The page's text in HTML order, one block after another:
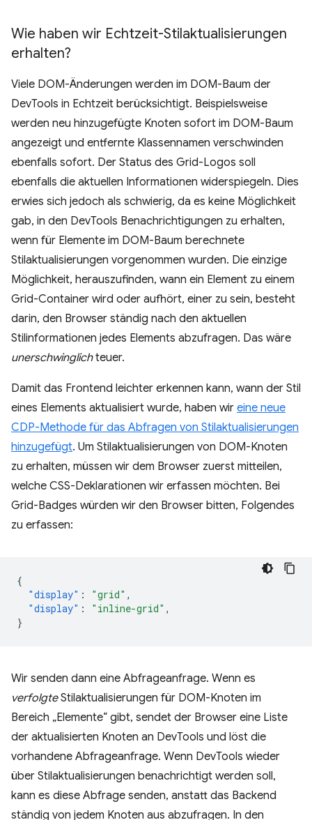
Wie haben wir Echtzeit-Stilaktualisierungen
erhalten?
Viele DOM-Änderungen werden im DOM-Baum der
DevTools in Echtzeit berücksichtigt. Beispielsweise
werden neu hinzugefügte Knoten sofort im DOM-Baum
angezeigt und entfernte Klassennamen verschwinden
ebenfalls sofort. Der Status des Grid-Logos soll
ebenfalls die aktuellen Informationen widerspiegeln. Dies
erwies sich jedoch als schwierig, da es keine Möglichkeit
gab, in den DevTools Benachrichtigungen zu erhalten,
wenn für Elemente im DOM-Baum berechnete
Stilaktualisierungen vorgenommen wurden. Die einzige
Möglichkeit, herauszufinden, wann ein Element zu einem
Grid-Container wird oder aufhört, einer zu sein, besteht
darin, den Browser ständig nach den aktuellen
Stilinformationen jedes Elements abzufragen. Das wäre
unerschwinglichteuer.
Damit das Frontend leichter erkennen kann, wann der Stil
eines Elements aktualisiert wurde, haben wir eine neue
CDP-Methode für das Abfragen von Stilaktualisierungen
hinzugefügt. Um Stilaktualisierungen von DOM-Knoten
zu erhalten, müssen wir dem Browser zuerst mitteilen,
welche CSS-Deklarationen wir erfassen möchten. Bei
Grid-Badges würden wir den Browser bitten, Folgendes
zu erfassen:
{
"display" : "grid" ,
"display" : "inline-grid" ,
}
Wir senden dann eine Abfrageanfrage. Wenn es
verfolgteStilaktualisierungen für DOM-Knoten im
Bereich „Elemente“ gibt, sendet der Browser eine Liste
der aktualisierten Knoten an DevTools und löst die
vorhandene Abfrageanfrage. Wenn DevTools wieder
über Stilaktualisierungen benachrichtigt werden soll,
kann es diese Abfrage senden, anstatt das Backend
ständig von jedem Knoten aus abzufragen. In den